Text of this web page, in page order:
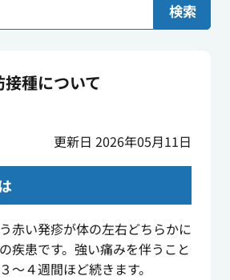
検索
種について
更新日 2026年05月11日
赤い発疹が体の左右どちらかに
疾患です。強い痛みを伴うこと
～４週間ほど続きます。